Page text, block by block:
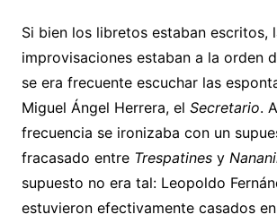
Si bien los libretos estaban escritos,
improvisaciones estaban a la orden
se era frecuente escuchar las
Miguel Ángel Herrera, el Secretario.
frecuencia se ironizaba con un
fracasado entre Trespatinesy
supuesto no era tal: Leopoldo
estuvieron efectivamente casados